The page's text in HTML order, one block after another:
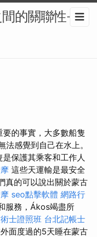
的關聯性-數
的事實，大多數船隻
感覺到自己在水上。
保護其乘客和工作人
這些天運輸是最安全
真的可以說出關於蒙古
seo點擊軟體 網路行
服務，Ákos竭盡所
士證照班 台北記帳士
面度過的5天睡在蒙古